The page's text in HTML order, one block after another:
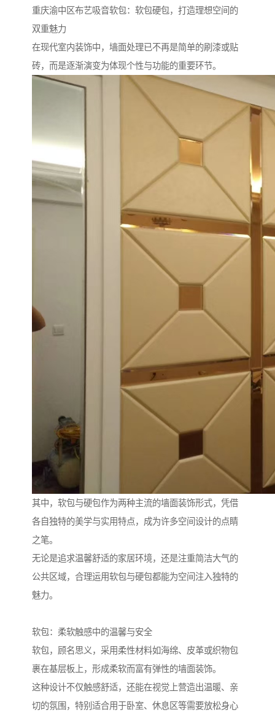
重庆渝中区布艺吸音软包：软包硬包，打造理想空间的
双重魅力
在现代室内装饰中，墙面处理已不再是简单的刷漆或贴
砖，而是逐渐演变为体现个性与功能的重要环节。
其中，软包与硬包作为两种主流的墙面装饰形式，凭借
各自独特的美学与实用特点，成为许多空间设计的点睛
之笔。
无论是追求温馨舒适的家居环境，还是注重简洁大气的
公共区域，合理运用软包与硬包都能为空间注入独特的
魅力。
软包：柔软触感中的温馨与安全
软包，顾名思义，采用柔性材料如海绵、皮革或织物包
裹在基层板上，形成柔软而富有弹性的墙面装饰。
这种设计不仅触感舒适，还能在视觉上营造出温暖、亲
切的氛围，特别适合用于卧室、休息区等需要放松身心